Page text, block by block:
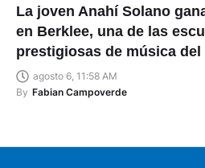
La joven Anahí Solano
en Berklee, una de las
prestigiosas de música del
agosto 6, 11:58 AM
By Fabian Campoverde